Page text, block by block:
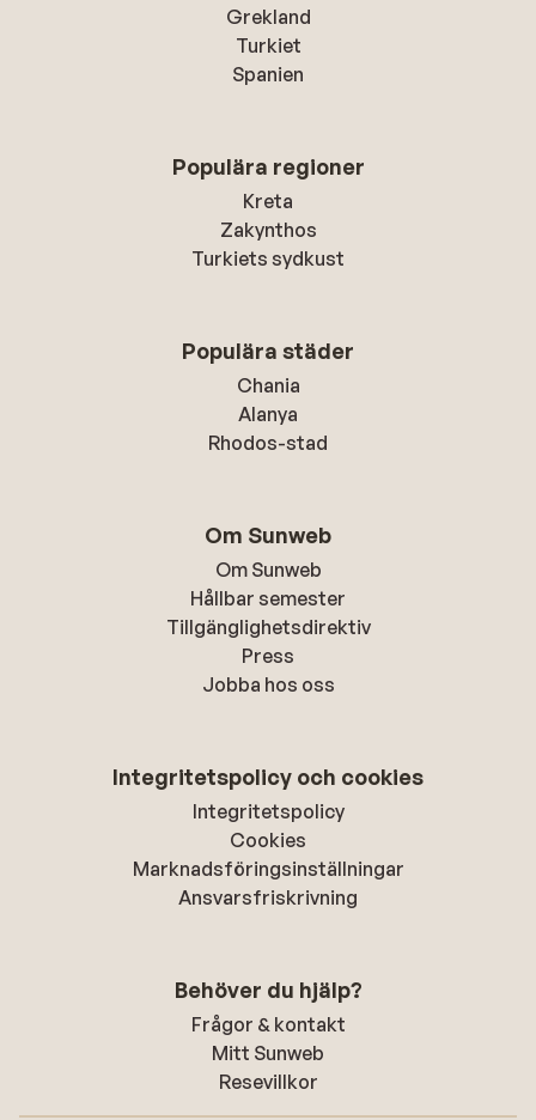
Grekland
Turkiet
Spanien
Populära regioner
Kreta
Zakynthos
Turkiets sydkust
Populära städer
Chania
Alanya
Rhodos-stad
Om Sunweb
Om Sunweb
Hållbar semester
Tillgänglighetsdirektiv
Press
Jobba hos oss
Integritetspolicy och cookies
Integritetspolicy
Cookies
Marknadsföringsinställningar
Ansvarsfriskrivning
Behöver du hjälp?
Frågor & kontakt
Mitt Sunweb
Resevillkor